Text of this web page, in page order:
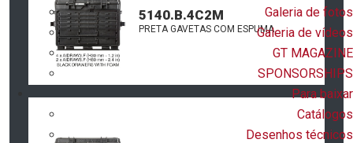
Galeria de fotos
Galeria de vídeos
GT MAGAZINE
SPONSORSHIPS
Para baixar
Catálogos
Desenhos técnicos
5140.B.4C2M
PRETA GAVETAS COM ESPUMA